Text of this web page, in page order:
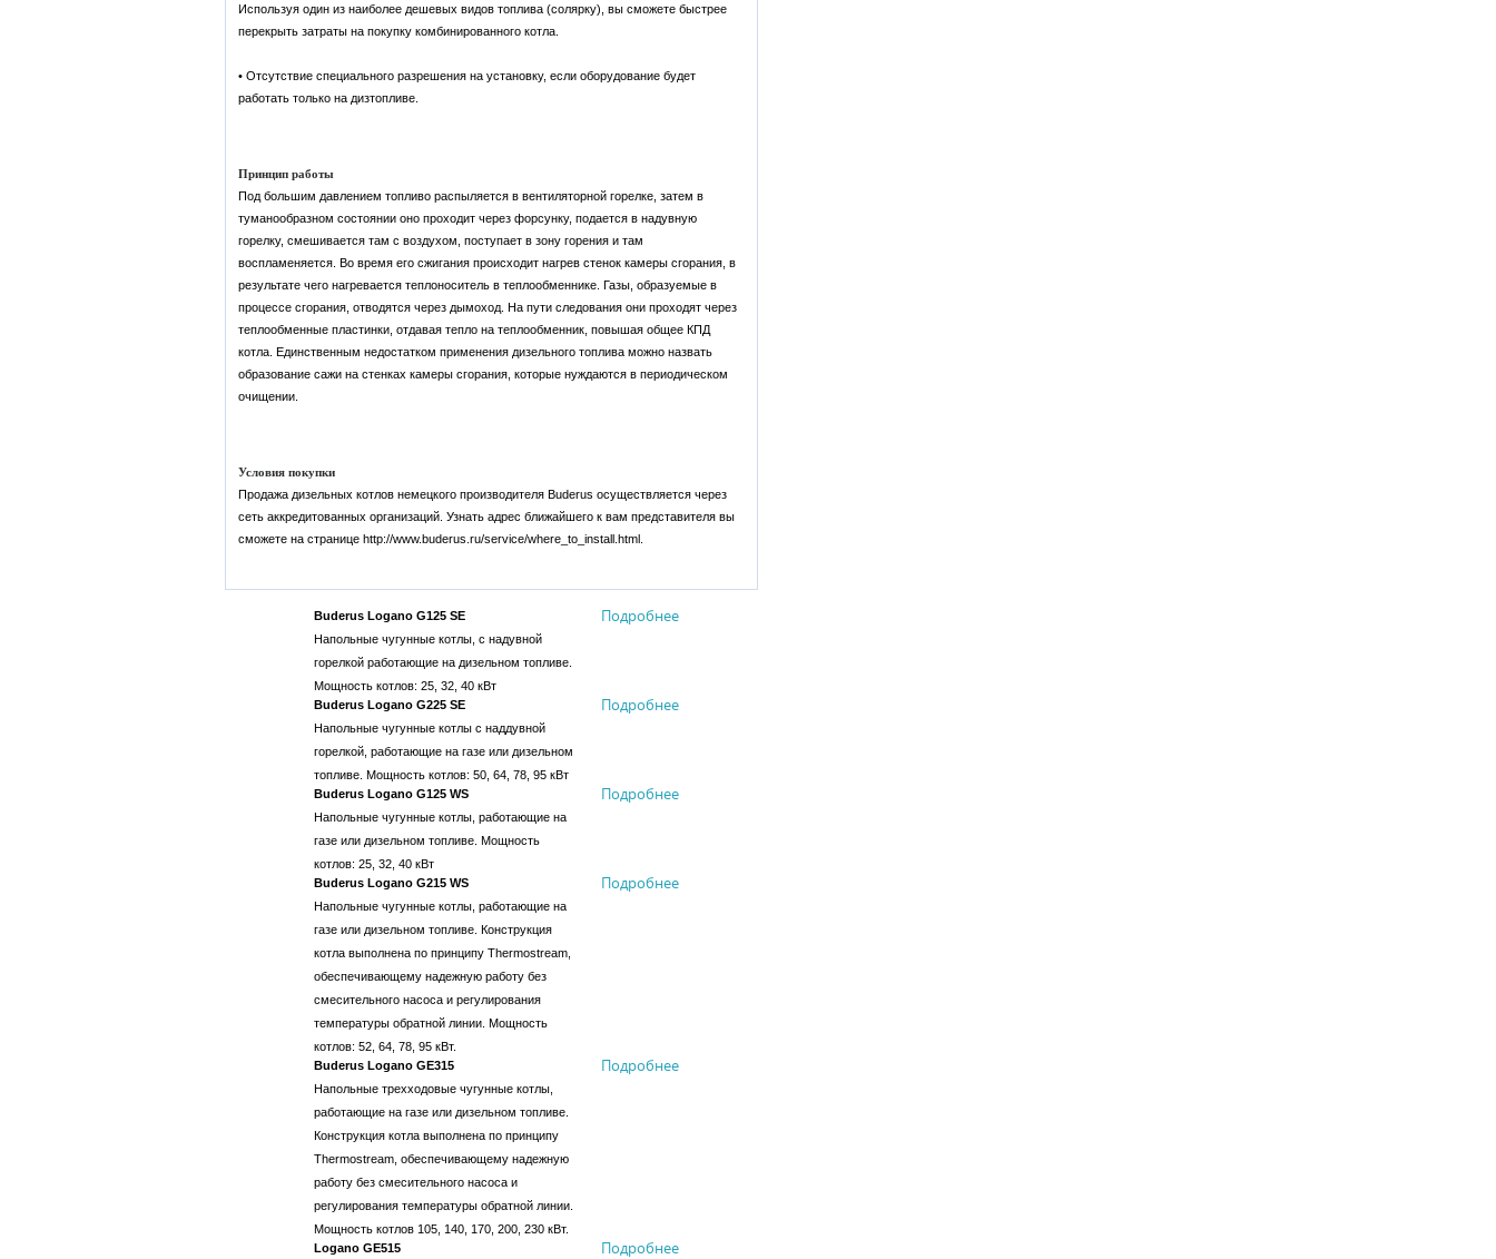
Используя один из наиболее дешевых видов топлива (солярку), вы сможете быстрее
перекрыть затраты на покупку комбинированного котла.
• Отсутствие специального разрешения на установку, если оборудование будет
работать только на дизтопливе.
Принцип работы
Под большим давлением топливо распыляется в вентиляторной горелке, затем в
туманообразном состоянии оно проходит через форсунку, подается в надувную
горелку, смешивается там с воздухом, поступает в зону горения и там
воспламеняется. Во время его сжигания происходит нагрев стенок камеры сгорания, в
результате чего нагревается теплоноситель в теплообменнике. Газы, образуемые в
процессе сгорания, отводятся через дымоход. На пути следования они проходят через
теплообменные пластинки, отдавая тепло на теплообменник, повышая общее КПД
котла. Единственным недостатком применения дизельного топлива можно назвать
образование сажи на стенках камеры сгорания, которые нуждаются в периодическом
очищении.
Условия покупки
Продажа дизельных котлов немецкого производителя Buderus осуществляется через
сеть аккредитованных организаций. Узнать адрес ближайшего к вам представителя вы
сможете на странице http://www.buderus.ru/service/where_to_install.html.
Buderus Logano G125 SE
Напольные чугунные котлы, с надувной
горелкой работающие на дизельном топливе.
Мощность котлов: 25, 32, 40 кВт
Подробнее
Buderus Logano G225 SE
Напольные чугунные котлы с наддувной
горелкой, работающие на газе или дизельном
топливе. Мощность котлов: 50, 64, 78, 95 кВт
Подробнее
Buderus Logano G125 WS
Напольные чугунные котлы, работающие на
газе или дизельном топливе. Мощность
котлов: 25, 32, 40 кВт
Подробнее
Buderus Logano G215 WS
Напольные чугунные котлы, работающие на
газе или дизельном топливе. Конструкция
котла выполнена по принципу Thermostream,
обеспечивающему надежную работу без
смесительного насоса и регулирования
температуры обратной линии. Мощность
котлов: 52, 64, 78, 95 кВт.
Подробнее
Buderus Logano GE315
Напольные трехходовые чугунные котлы,
работающие на газе или дизельном топливе.
Конструкция котла выполнена по принципу
Thermostream, обеспечивающему надежную
работу без смесительного насоса и
регулирования температуры обратной линии.
Мощность котлов 105, 140, 170, 200, 230 кВт.
Подробнее
Logano GE515
Подробнее